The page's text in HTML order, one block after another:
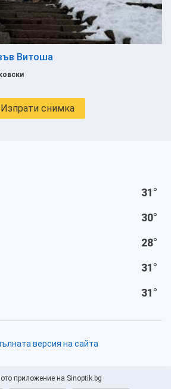
Витоша
Изпрати снимка
31°
30°
28°
31°
31°
версия на сайта
приложение на Sinoptik.bg